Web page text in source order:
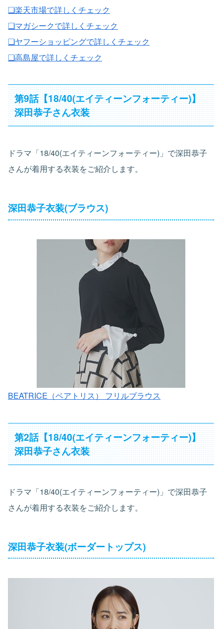
❏楽天市場で詳しくチェック
❏マガシークで詳しくチェック
❏ヤフーショッピングで詳しくチェック
❏高島屋で詳しくチェック
第9話【18/40(エイティーンフォーティー)】
深田恭子さん衣装
ドラマ「18/40(エイティーンフォーティー)」で深田恭子
さんが着用する衣装をご紹介します。
深田恭子衣装(ブラウス)
BEATRICE（ベアトリス） フリルブラウス
第2話【18/40(エイティーンフォーティー)】
深田恭子さん衣装
ドラマ「18/40(エイティーンフォーティー)」で深田恭子
さんが着用する衣装をご紹介します。
深田恭子衣装(ボーダートップス)